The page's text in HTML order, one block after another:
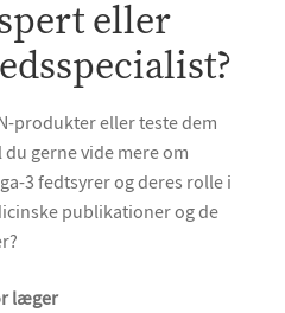
eller
produkter eller teste dem
gerne vide mere om
3 fedtsyrer og deres rolle i
publikationer og de
læger